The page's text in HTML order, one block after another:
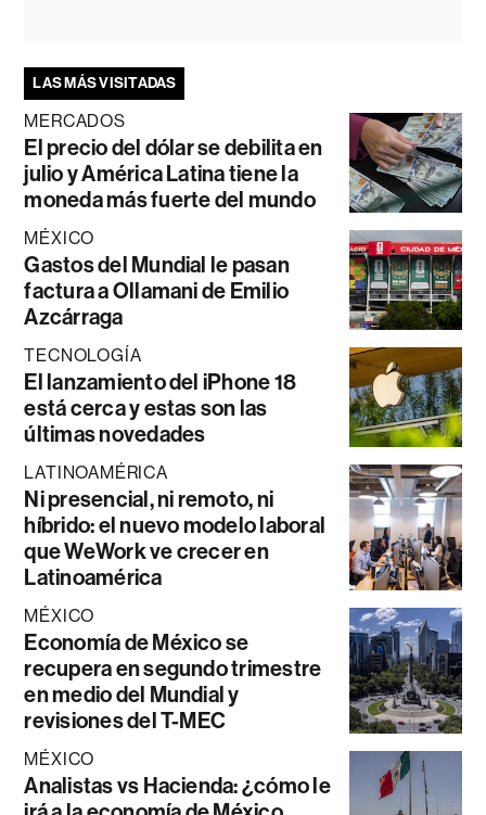
LAS MÁS VISITADAS
MERCADOS
El precio del dólar se debilita en
julio y América Latina tiene la
moneda más fuerte del mundo
MÉXICO
Gastos del Mundial le pasan
factura a Ollamani de Emilio
Azcárraga
TECNOLOGÍA
El lanzamiento del iPhone 18
está cerca y estas son las
últimas novedades
LATINOAMÉRICA
Ni presencial, ni remoto, ni
híbrido: el nuevo modelo laboral
que WeWork ve crecer en
Latinoamérica
MÉXICO
Economía de México se
recupera en segundo trimestre
en medio del Mundial y
revisiones del T-MEC
MÉXICO
Analistas vs Hacienda: ¿cómo le